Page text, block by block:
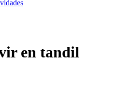
en tandil